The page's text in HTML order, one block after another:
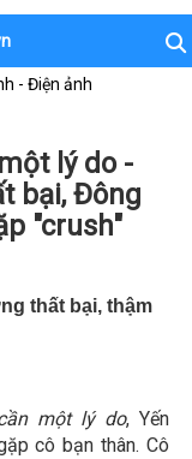
- Điện ảnh
lý do -
bại, Đông
"crush"
thất bại, thậm
một lý do, Yến
cô bạn thân. Cô